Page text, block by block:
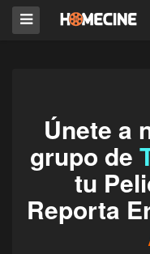
Únete a
grupo de
tu
Reporta